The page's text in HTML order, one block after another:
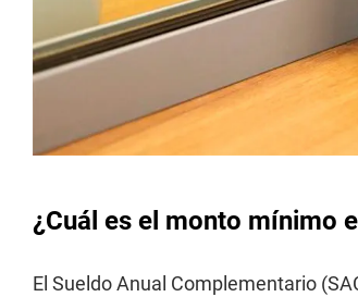
¿Cuál es el monto mínimo
El Sueldo Anual Complementario